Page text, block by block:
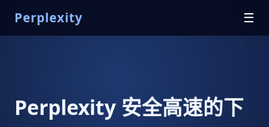
Perplexity ☰
Perplexity 安全高速的下